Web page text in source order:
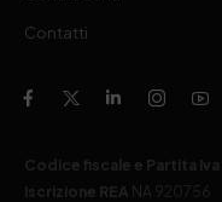
Contatti
Codice fiscale e Partita Iva
Iscrizione REA NA 920756